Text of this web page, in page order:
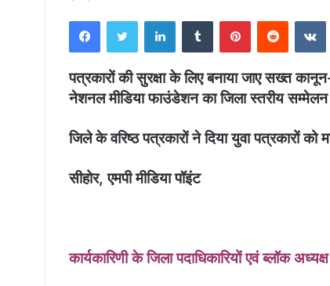
d
a
e
a
l
पत्रकारों की सुरक्षा के लिए बनाया जाए सख्त
नेशनल मीडिया फाउंडेशन का जिला स्तरीय
जिले के वरिष्ठ पत्रकारों ने दिया युवा पत्रकारों को
सीहोर, एमपी मीडिया पॉइंट
कार्यकारिणी के जिला पदाधिकारियों एवं ब्लॉक